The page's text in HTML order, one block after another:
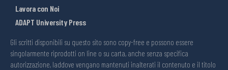
Lavora con Noi
ADAPT University Press
Gli scritti disponibili su questo sito sono copy-free e possono essere
singolarmente riprodotti on line o su carta, anche senza specifica
autorizzazione, laddove vengano mantenuti inalterati il contenuto e il titolo